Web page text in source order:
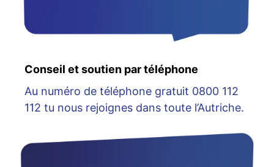
Conseil et soutien par téléphone
Au numéro de téléphone gratuit 0800 112
112 tu nous rejoignes dans toute l’Autriche.